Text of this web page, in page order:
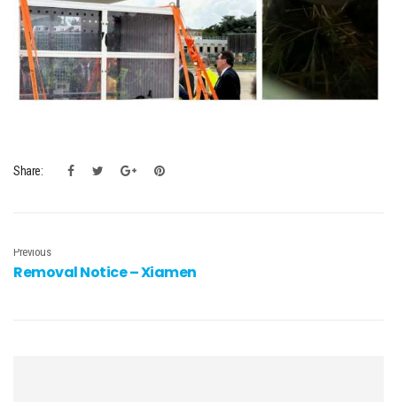
Share:
Previous
Removal Notice – Xiamen